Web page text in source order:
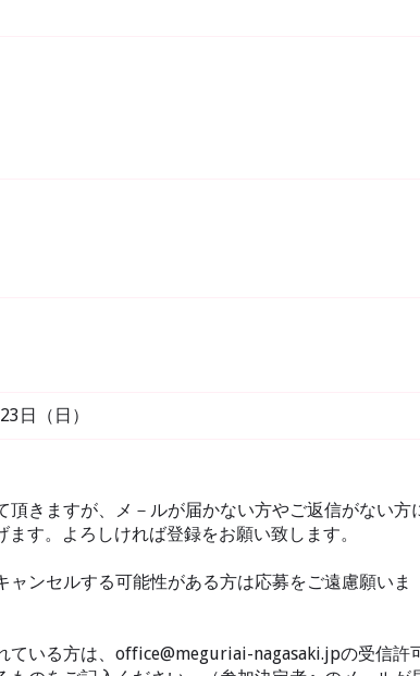
日（日）
頂きますが、メ－ルが届かない方やご返信がない方
す。よろしければ登録をお願い致します。
ャンセルする可能性がある方は応募をご遠慮願いま
ている方は、office@meguriai-nagasaki.jpの受信許